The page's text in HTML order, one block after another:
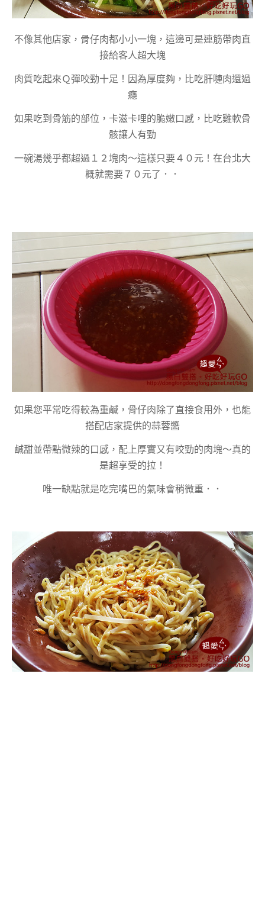
不像其他店家，骨仔肉都小小一塊，這邊可是連筋帶肉直
接給客人超大塊
肉質吃起來Ｑ彈咬勁十足！因為厚度夠，比吃肝嗹肉還過
癮
如果吃到骨筋的部位，卡滋卡哩的脆嫩口感，比吃雞軟骨
骸讓人有勁
一碗湯幾乎都超過１２塊肉～這樣只要４０元！在台北大
概就需要７０元了．．
如果您平常吃得較為重鹹，骨仔肉除了直接食用外，也能
搭配店家提供的蒜蓉醬
鹹甜並帶點微辣的口感，配上厚實又有咬勁的肉塊～真的
是超享受的拉！
唯一缺點就是吃完嘴巴的氣味會稍微重．．